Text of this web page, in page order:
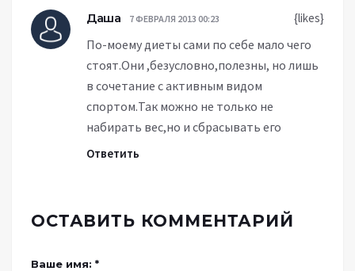
{likes}
Даша 7 ФЕВРАЛЯ 2013 00:23
По-моему диеты сами по себе мало чего
стоят.Они ,безусловно,полезны, но лишь
в сочетание с активным видом
спортом.Так можно не только не
набирать вес,но и сбрасывать его
Ответить
ОСТАВИТЬ КОММЕНТАРИЙ
Ваше имя: *